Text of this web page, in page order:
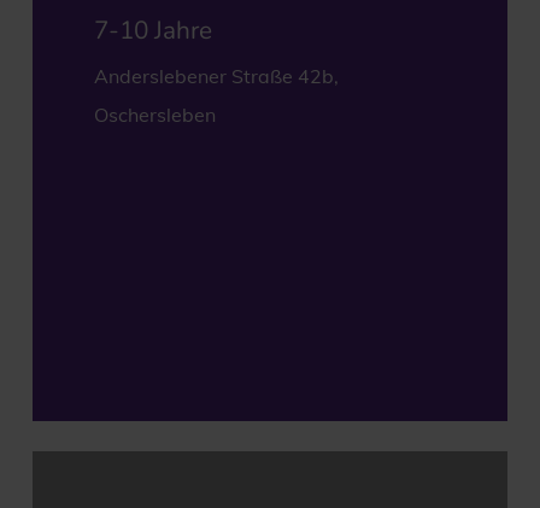
7-10 Jahre
Anderslebener Straße 42b,
Oschersleben